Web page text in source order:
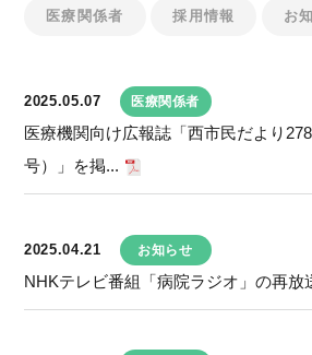
医療関係者 採用情報 お
2025.05.07 医療関係者
医療機関向け広報誌「西市民だより
号）」を掲...
2025.04.21 お知らせ
NHKテレビ番組「病院ラジオ」の再放